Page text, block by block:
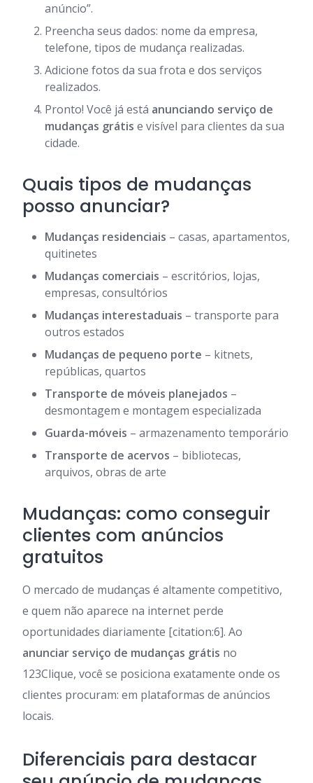
anúncio”.
Preencha seus dados: nome da empresa,
telefone, tipos de mudança realizadas.
Adicione fotos da sua frota e dos serviços
realizados.
Pronto! Você já está anunciando serviço de
mudanças grátis e visível para clientes da sua
cidade.
Quais tipos de mudanças
posso anunciar?
Mudanças residenciais – casas, apartamentos,
quitinetes
Mudanças comerciais – escritórios, lojas,
empresas, consultórios
Mudanças interestaduais – transporte para
outros estados
Mudanças de pequeno porte – kitnets,
repúblicas, quartos
Transporte de móveis planejados –
desmontagem e montagem especializada
Guarda-móveis – armazenamento temporário
Transporte de acervos – bibliotecas,
arquivos, obras de arte
Mudanças: como conseguir
clientes com anúncios
gratuitos
O mercado de mudanças é altamente competitivo,
e quem não aparece na internet perde
oportunidades diariamente [citation:6]. Ao
anunciar serviço de mudanças grátis no
123Clique, você se posiciona exatamente onde os
clientes procuram: em plataformas de anúncios
locais.
Diferenciais para destacar